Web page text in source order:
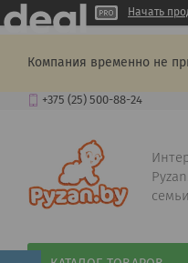
Начать
Компания временно не
+375 (25) 500-88-24
семьи